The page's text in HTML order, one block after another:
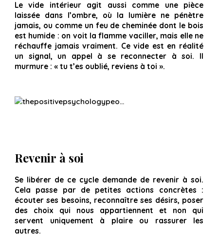
Le vide intérieur agit aussi comme une pièce
laissée dans l’ombre, où la lumière ne pénètre
jamais, ou comme un feu de cheminée dont le bois
est humide : on voit la flamme vaciller, mais elle ne
réchauffe jamais vraiment. Ce vide est en réalité
un signal, un appel à se reconnecter à soi. Il
murmure : « tu t’es oublié, reviens à toi ».
Revenir à soi
Se libérer de ce cycle demande de revenir à soi.
Cela passe par de petites actions concrètes :
écouter ses besoins, reconnaître ses désirs, poser
des choix qui nous appartiennent et non qui
servent uniquement à plaire ou rassurer les
autres.